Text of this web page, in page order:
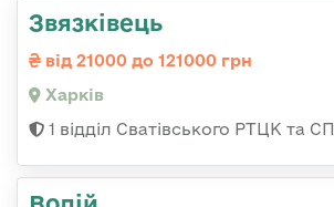
Звязківець
від 21000 до 121000 грн
Харків
1 відділ Сватівського РТЦК та СП